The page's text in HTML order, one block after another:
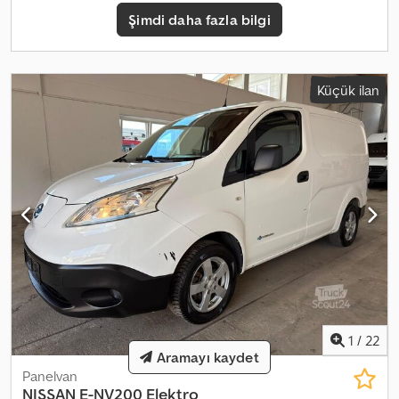
Şimdi daha fazla bilgi
Küçük ilan
1 / 22
Panelvan
NISSAN E-NV200 Elektro
Aramayı kaydet